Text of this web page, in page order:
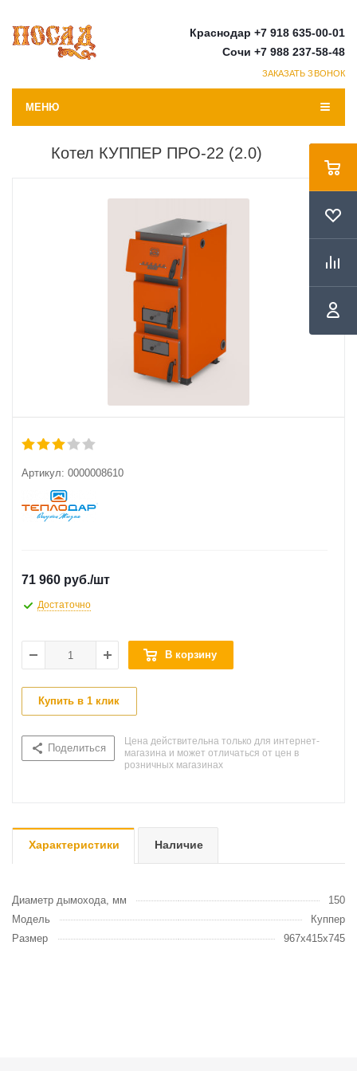
Краснодар +7 918 635-00-01
Сочи +7 988 237-58-48
ЗАКАЗАТЬ ЗВОНОК
МЕНЮ
Котел КУППЕР ПРО-22 (2.0)
Артикул: 0000008610
71 960 руб./шт
Достаточно
В корзину
Купить в 1 клик
Поделиться
Цена действительна только для интернет-
магазина и может отличаться от цен в
розничных магазинах
Характеристики Наличие
Диаметр дымохода, мм
150
Модель
Куппер
Размер
967х415х745